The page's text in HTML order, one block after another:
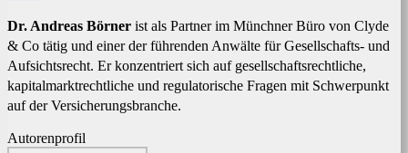
Dr. Andreas Börner ist als Partner im Münchner Büro von Clyde
& Co tätig und einer der führenden Anwälte für Gesellschafts- und
Aufsichtsrecht. Er konzentriert sich auf gesellschaftsrechtliche,
kapitalmarktrechtliche und regulatorische Fragen mit Schwerpunkt
auf der Versicherungsbranche.
Autorenprofil